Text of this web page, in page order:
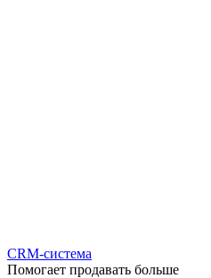
CRM-система
Помогает продавать больше